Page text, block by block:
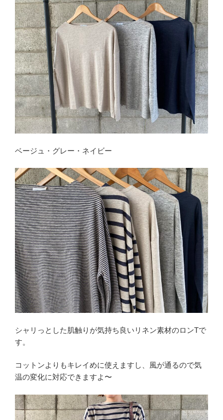
ベージュ・グレー・ネイビー
シャリっとした肌触りが気持ち良いリネン素材のロンTで
す。
コットンよりもキレイめに使えますし、風が通るので気
温の変化に対応できますよ〜